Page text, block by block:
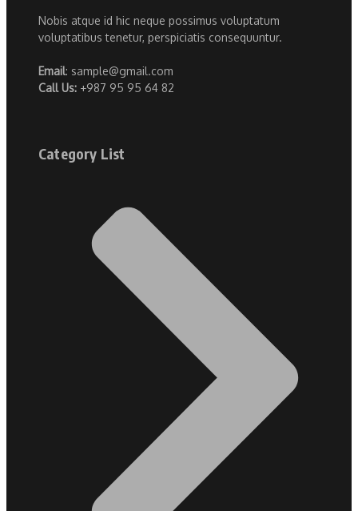
Nobis atque id hic neque possimus voluptatum
voluptatibus tenetur, perspiciatis consequuntur.
Email: sample@gmail.com
Call Us: +987 95 95 64 82
Category List